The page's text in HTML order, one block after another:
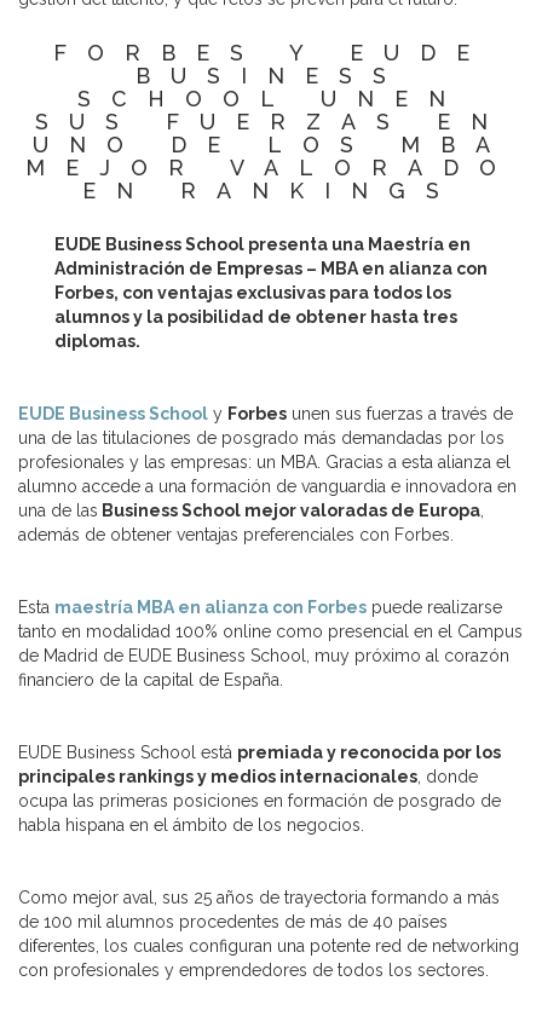
FORBES Y EUDE
BUSINESS
SCHOOL UNEN
SUS FUERZAS EN
UNO DE LOS MBA
MEJOR VALORADO
EN RANKINGS
EUDE Business School presenta una Maestría en
Administración de Empresas – MBA en alianza con
Forbes, con ventajas exclusivas para todos los
alumnos y la posibilidad de obtener hasta tres
diplomas.
EUDE Business School y Forbes unen sus fuerzas a través de
una de las titulaciones de posgrado más demandadas por los
profesionales y las empresas: un MBA. Gracias a esta alianza el
alumno accede a una formación de vanguardia e innovadora en
una de las Business School mejor valoradas de Europa
además de obtener ventajas preferenciales con Forbes.
Esta maestría MBA en alianza con Forbes puede realizarse
tanto en modalidad 100% online como presencial en el Campus
de Madrid de EUDE Business School, muy próximo al corazón
financiero de la capital de España.
EUDE Business School está premiada y reconocida por los
principales rankings y medios internacionales , donde
ocupa las primeras posiciones en formación de posgrado de
habla hispana en el ámbito de los negocios.
Como mejor aval, sus 25 años de trayectoria formando a más
de 100 mil alumnos procedentes de más de 40 países
diferentes, los cuales configuran una potente red de networking
con profesionales y emprendedores de todos los sectores.